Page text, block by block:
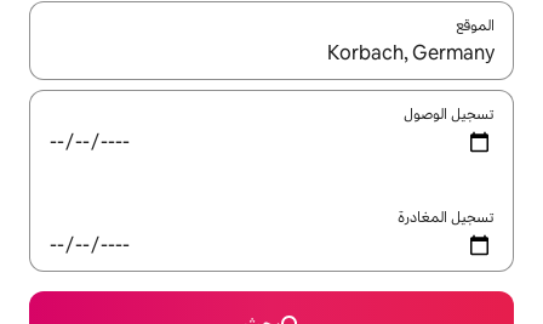
باستخدام السهمين لأعلى ولأسفل أو استكشف عن طريق اللمس أو السحب.